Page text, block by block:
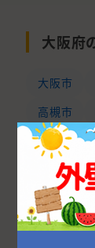
大阪府
大阪市
高槻市
茨木市
羽曳野市
河内長野市
交野市